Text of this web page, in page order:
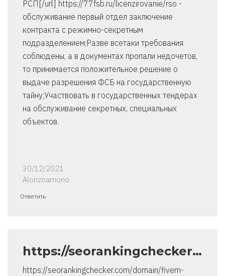
РСП[/url] https://77fsb.ru/licenzirovanie/rso -
обслуживание первый отдел заключение
контракта с режимно-секретным
подразделением;Разве всетаки требования
соблюдены, а в документах пропали недочетов,
то принимается положительное решение о
выдаче разрешения ФСБ на государственную
тайну;Участвовать в государственных тендерах
на обслуживание секретных, специальных
объектов.
30/12/2021
Alonzoamono
Ответить
https://seorankingchecker…
https://seorankingchecker.com/domain/fivem-